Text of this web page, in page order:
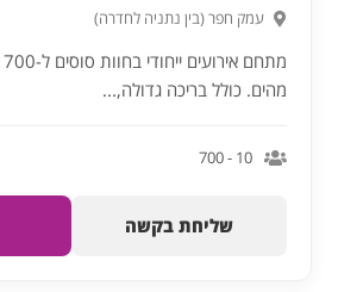
עמק חפר (בין נתניה לחדרה)
מהים. כולל בריכה גדולה,...
10 - 700
שליחת בקשה